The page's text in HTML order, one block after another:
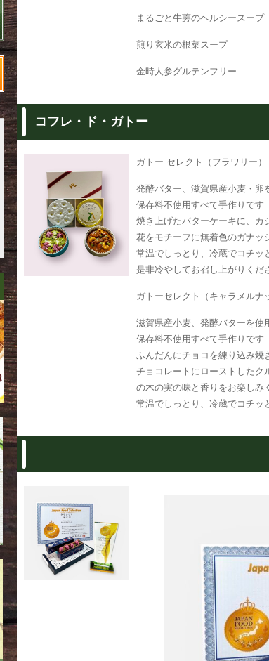
まるごと牛蒡のヘルシース
煎り玄米の根菜スー
金時人参グルテンフリ
コフレ・ド・ガトー
ガトー セレクト（フラワリー）
発酵バター、滋賀県産小麦・卵
保存料不使用すべて手作りです
焼き上げたバターケーキに、カ
花をモチーフに無着色のガナッ
常温でしっとり、冷蔵でコチッ
是非冷やしてお召し上がりくだ
ガトーセレクト（キャラメルナ
滋賀県産小麦、発酵バターを使
保存料不使用すべて手作りです
ふんだんにチョコを練り込み焼
チョコレートにローストした
の木の実の味と香りをお楽しみ
常温でしっとり、冷蔵でコチッ